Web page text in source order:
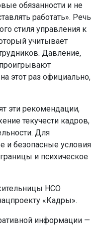
обязанности и не
работать». Речь
стиля управления к
учитывает
Давление,
проигрывают
этот раз официально,
эти рекомендации,
текучести кадров,
Для
и безопасные условия
и психическое
НСО
«Кадры».
информации —